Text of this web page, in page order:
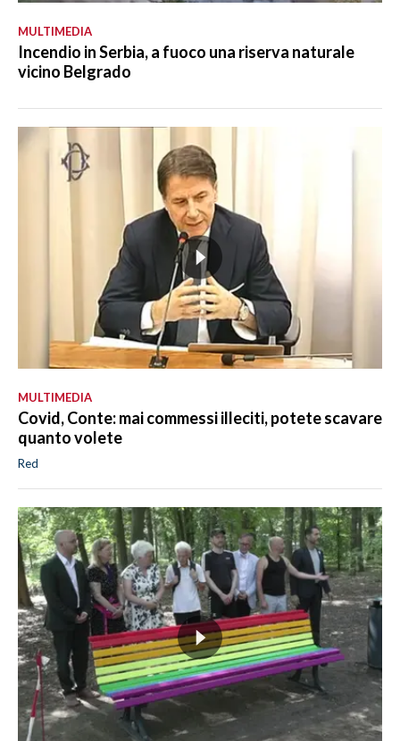
MULTIMEDIA
Incendio in Serbia, a fuoco una riserva naturale
vicino Belgrado
MULTIMEDIA
Covid, Conte: mai commessi illeciti, potete scavare
quanto volete
Red